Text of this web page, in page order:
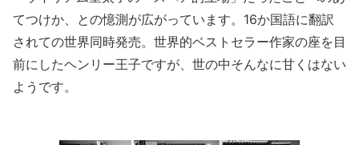
てつけか、との憶測が広がっています。16か国語に翻訳
されての世界同時発売。世界的ベストセラー作家の座を目
前にしたヘンリー王子ですが、世の中そんなに甘くはない
ようです。